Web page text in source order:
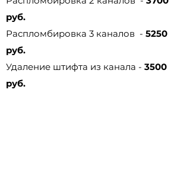
руб.
Распломбировка 3 каналов - 5250
руб.
Удаление штифта из канала - 3500
руб.